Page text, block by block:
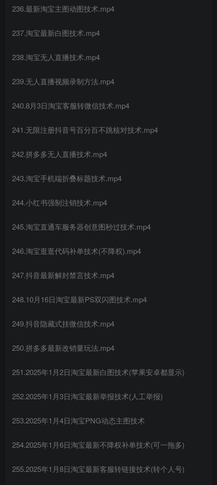
236.最新淘宝主图动图技术.mp4
237.淘宝最新白图技术.mp4
238.淘宝无人直播技术.mp4
239.无人直播视频录制方法.mp4
240.8月3日淘宝客服转微信技术.mp4
241.无限注册抖音号百分百不跳核对技术.mp4
242.拼多多无人直播技术.mp4
243.淘宝手机端折叠标题技术.mp4
244.小红书强制注销技术.mp4
245.淘宝直通车服务器创意图秒过技术.mp4
246.淘宝逛逛代码补单技术(不降权).mp4
247.抖音最新解封禁言技术.mp4
248.10月16日淘宝最新PS双闪图技术.mp4
249.抖音隐藏式挂微信技术.mp4
250.拼多多最新改销量玩法.mp4
251.2025年1月2日淘宝最新白图技术(苹果安卓都显示)
252.2025年1月3日淘宝最新举报技术(人工举报)
253.2025年1月4日淘宝PNG动态主图技术
254.2025年1月6日淘宝最新不降权补单技术(可一拖多)
255.2025年1月8日淘宝最新客服转链接技术(转个人号)